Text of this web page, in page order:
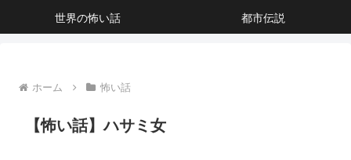
世界の怖い話 都市伝説
ホーム 怖い話
【怖い話】ハサミ女